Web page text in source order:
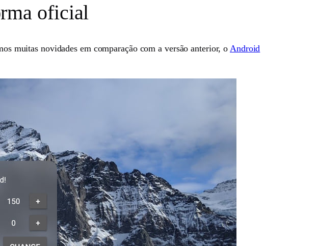
oficial
muitas novidades em comparação com a versão anterior, o Android